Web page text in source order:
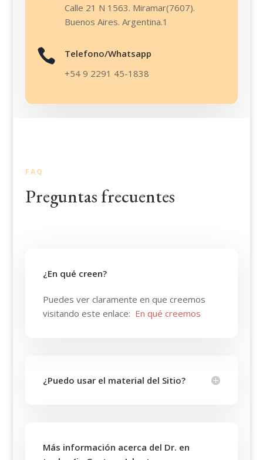
Calle 21 N 1563. Miramar(7607).
Buenos Aires. Argentina.1

Telefono/Whatsapp
+54 9 2291 45-1838
FAQ
Preguntas frecuentes
¿En qué creen?
Puedes ver claramente en que creemos
visitando este enlace: En qué creemos
¿Puedo usar el material del Sitio?
Más información acerca del Dr. en